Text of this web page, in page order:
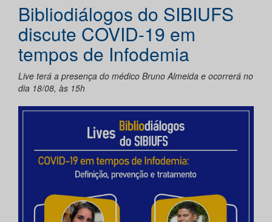
Bibliodiálogos do SIBIUFS
discute COVID-19 em
tempos de Infodemia
Live terá a presença do médico Bruno Almeida e ocorrerá no
dia 18/08, às 15h